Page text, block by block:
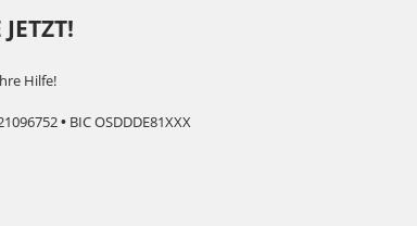
Hilfe!
• BIC OSDDDE81XXX